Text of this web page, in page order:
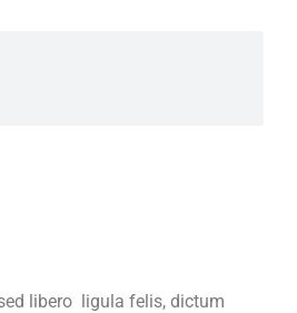
libero ligula felis, dictum